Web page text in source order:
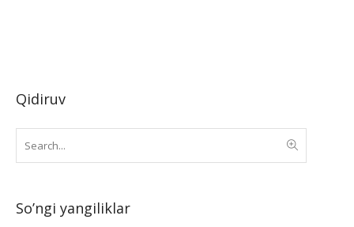
Qidiruv
So’ngi yangiliklar